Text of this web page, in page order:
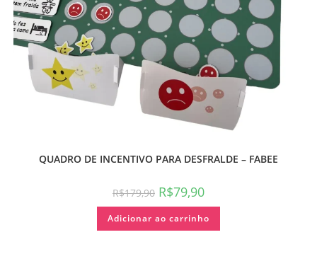
QUADRO DE INCENTIVO PARA DESFRALDE – FABEE
R$179,90 R$79,90
Adicionar ao carrinho